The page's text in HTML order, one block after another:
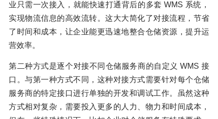
业只需一次接入，就能快速打通背后的多套 WMS 系统，
实现物流信息的高效流转。这大大简化了对接流程，节省
了时间和成本，让企业能更迅速地整合仓储资源，提升运
营效率。
第二种方式是逐个对接不同仓储服务商的自定义 WMS 接
口。与第一种方式不同，这种对接方式需要针对每个仓储
服务商的特定接口进行单独的开发和调试工作。虽然这种
方式相对复杂，需要投入更多的人力、物力和时间成本，